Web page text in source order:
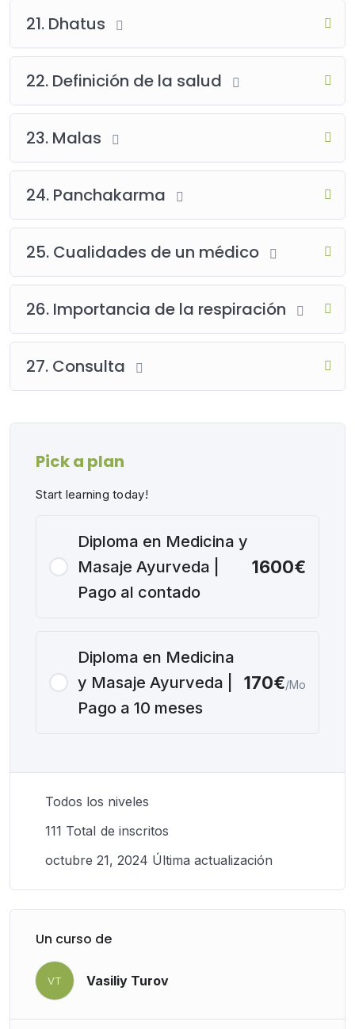
21. Dhatus
22. Definición de la salud
23. Malas
24. Panchakarma
25. Cualidades de un médico
26. Importancia de la respiración
27. Consulta
Pick a plan
Start learning today!
Diploma en Medicina y
Masaje Ayurveda |
Pago al contado
1600€
Diploma en Medicina
y Masaje Ayurveda |
Pago a 10 meses
170€/Mo
Todos los niveles
111 TotaI de inscritos
octubre 21, 2024 Última actualización
Un curso de
VT Vasiliy Turov